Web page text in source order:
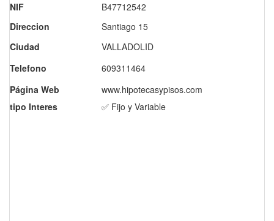
NIF
B47712542
Direccion
Santiago 15
Ciudad
VALLADOLID
Telefono
609311464
Página Web
www.hipotecasypisos.com
tipo Interes
✅ Fijo y Variable